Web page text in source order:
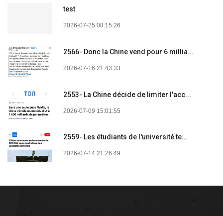
test
2026-07-25 08:15:26
2566- Donc la Chine vend pour 6 millia...
2026-07-16 21:43:33
2553- La Chine décide de limiter l'acc...
2026-07-09 15:01:55
2559- Les étudiants de l'université te...
2026-07-14 21:26:49